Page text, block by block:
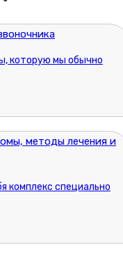
которую мы обычно
комплекс специально